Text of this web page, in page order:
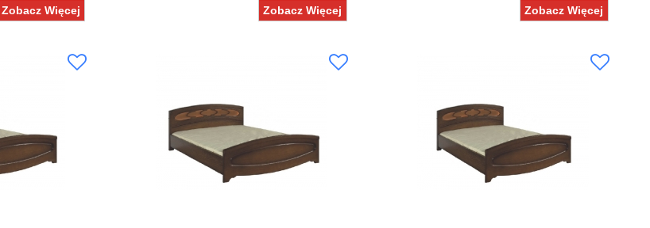
Zobacz Więcej Zobacz Więcej Zobacz Więcej